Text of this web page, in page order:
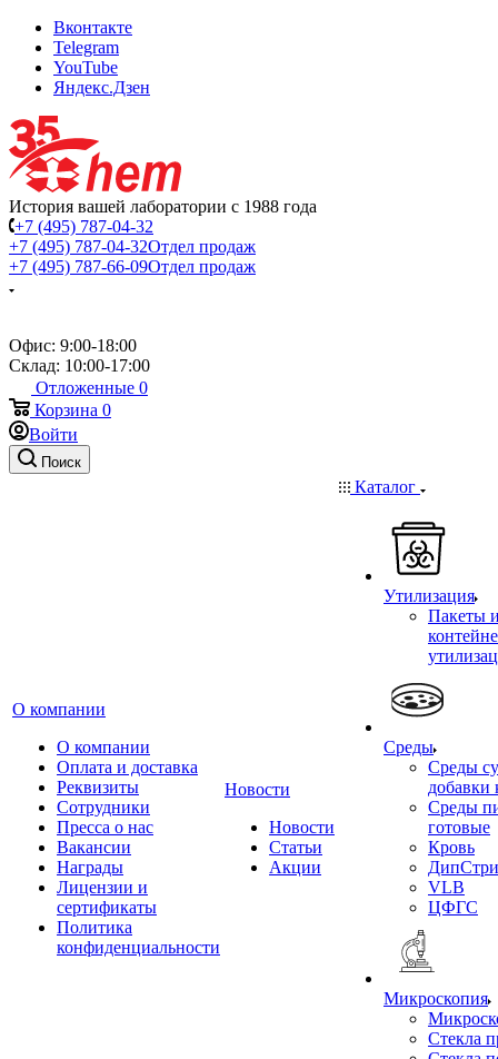
Вконтакте
Telegram
YouTube
Яндекс.Дзен
История вашей лаборатории с 1988 года
+7 (495) 787-04-32
+7 (495) 787-04-32Отдел продаж
+7 (495) 787-66-09Отдел продаж
Офис: 9:00-18:00
Склад: 10:00-17:00
Отложенные 0
Корзина 0
Войти
Поиск
О компании
О компании
Оплата и доставка
Реквизиты
Сотрудники
Пресса о нас
Вакансии
Награды
Лицензии и
сертификаты
Политика
конфиденциальности
Новости
Новости
Статьи
Акции
Каталог
Утилизация
Пакеты
Среды
Среды
добавки
Среды
готовые
Кровь
VLB
ЦФГС
Микроскопия
Стекла